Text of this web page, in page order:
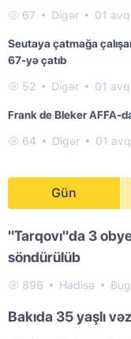
67 Digər 01
Seutaya çatmağa
67-yə çatıb
52 Digər 01
Frank de Bleker AFFA-
64 Digər 01
Gün
"Tarqovı"da 3
söndürülüb
896 Hadisə
Bakıda 35 yaşlı